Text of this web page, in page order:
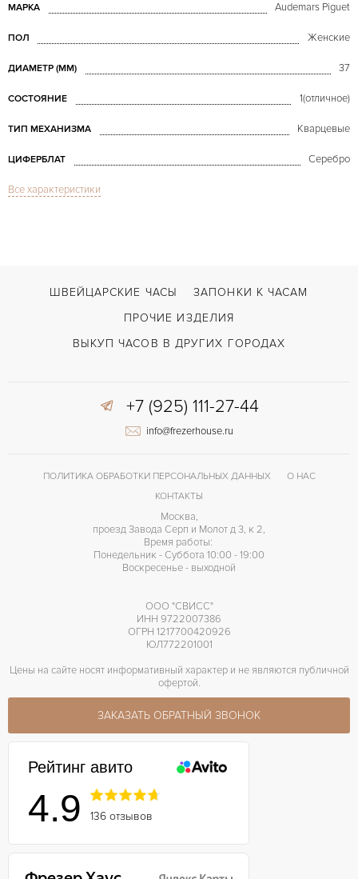
МАРКА Audemars Piguet
ПОЛ Женские
ДИАМЕТР (MM) 37
СОСТОЯНИЕ 1(отличное)
ТИП МЕХАНИЗМА Кварцевые
ЦИФЕРБЛАТ Серебро
СТЕКЛО
Застежка с помощью шипа
КАЛИБР/МЕХАНИЗМ
Все характеристики
ШВЕЙЦАРСКИЕ ЧАСЫ
ЗАПОНКИ К ЧАСАМ
ПРОЧИЕ ИЗДЕЛИЯ
ВЫКУП ЧАСОВ В ДРУГИХ ГОРОДАХ
+7 (925) 111-27-44
info@frezerhouse.ru
ПОЛИТИКА ОБРАБОТКИ ПЕРСОНАЛЬНЫХ ДАННЫХ
О НАС
КОНТАКТЫ
Москва,
проезд Завода Серп и Молот д 3, к 2,
Время работы:
Понедельник - Суббота 10:00 - 19:00
Воскресенье - выходной
ООО "СВИСС"
ИНН 9722007386
ОГРН 1217700420926
ЮЛ772201001
Цены на сайте носят информативный характер и не являются публичной
офертой.
ЗАКАЗАТЬ ОБРАТНЫЙ ЗВОНОК
Рейтинг авито
4.9 136 отзывов